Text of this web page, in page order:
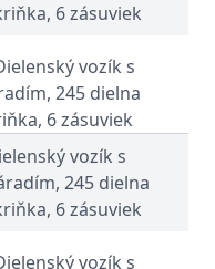
6 zásuviek
vozík s
245 dielna
6 zásuviek